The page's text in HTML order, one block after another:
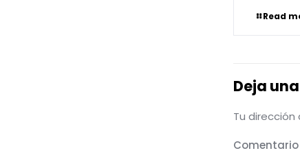
Read
Deja
Tu
Comentario